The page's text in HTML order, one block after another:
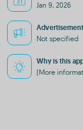
Jan 9, 2026
Advertisement
Not specified
Why is this
(More